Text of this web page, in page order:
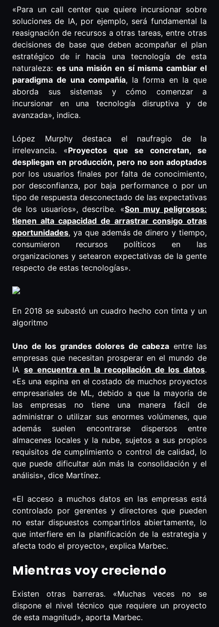
«Para un call center que quiere incursionar sobre
soluciones de IA, por ejemplo, será fundamental la
reasignación de recursos a otras tareas, entre otras
decisiones de base que deben acompañar el plan
estratégico de ir hacia una tecnología de esta
naturaleza: es una misión en sí misma cambiar el
paradigma de una compañía, la forma en la que
aborda sus sistemas y cómo comenzar a
incursionar en una tecnología disruptiva y de
avanzada», indica.
López Murphy destaca el naufragio de la
irrelevancia. «Proyectos que se concretan, se
despliegan en producción, pero no son adoptados
por los usuarios finales por falta de conocimiento,
por desconfianza, por baja performance o por un
tipo de respuesta desconectado de las expectativas
de los usuarios», describe. «Son muy peligrosos:
tienen alta capacidad de arrastrar consigo otras
oportunidades, ya que además de dinero y tiempo,
consumieron recursos políticos en las
organizaciones y setearon expectativas de la gente
respecto de estas tecnologías».
En 2018 se subastó un cuadro hecho con tinta y un
algoritmo
Uno de los grandes dolores de cabeza entre las
empresas que necesitan prosperar en el mundo de
IA se encuentra en la recopilación de los datos.
«Es una espina en el costado de muchos proyectos
empresariales de ML, debido a que la mayoría de
las empresas no tiene una manera fácil de
administrar o utilizar sus enormes volúmenes, que
además suelen encontrarse dispersos entre
almacenes locales y la nube, sujetos a sus propios
requisitos de cumplimiento o control de calidad, lo
que puede dificultar aún más la consolidación y el
análisis», dice Martínez.
«El acceso a muchos datos en las empresas está
controlado por gerentes y directores que pueden
no estar dispuestos compartirlos abiertamente, lo
que interfiere en la planificación de la estrategia y
afecta todo el proyecto», explica Marbec.
Mientras voy creciendo
Existen otras barreras. «Muchas veces no se
dispone el nivel técnico que requiere un proyecto
de esta magnitud», aporta Marbec.